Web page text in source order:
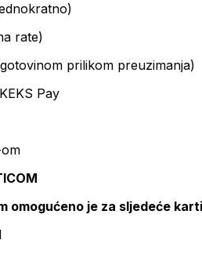
rate)
prilikom preuzimanja)
Pay
omogućeno je za sljedeće